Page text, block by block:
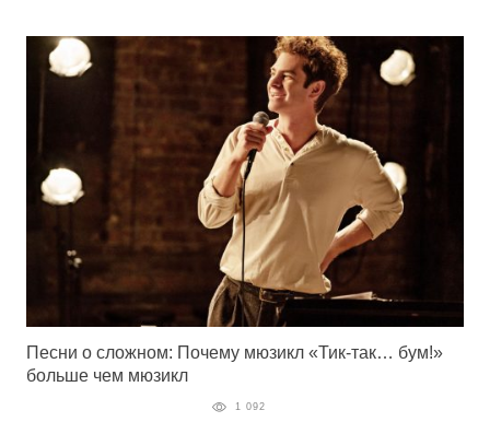
Песни о сложном: Почему мюзикл «Тик-так… бум!»
больше чем мюзикл
1 092